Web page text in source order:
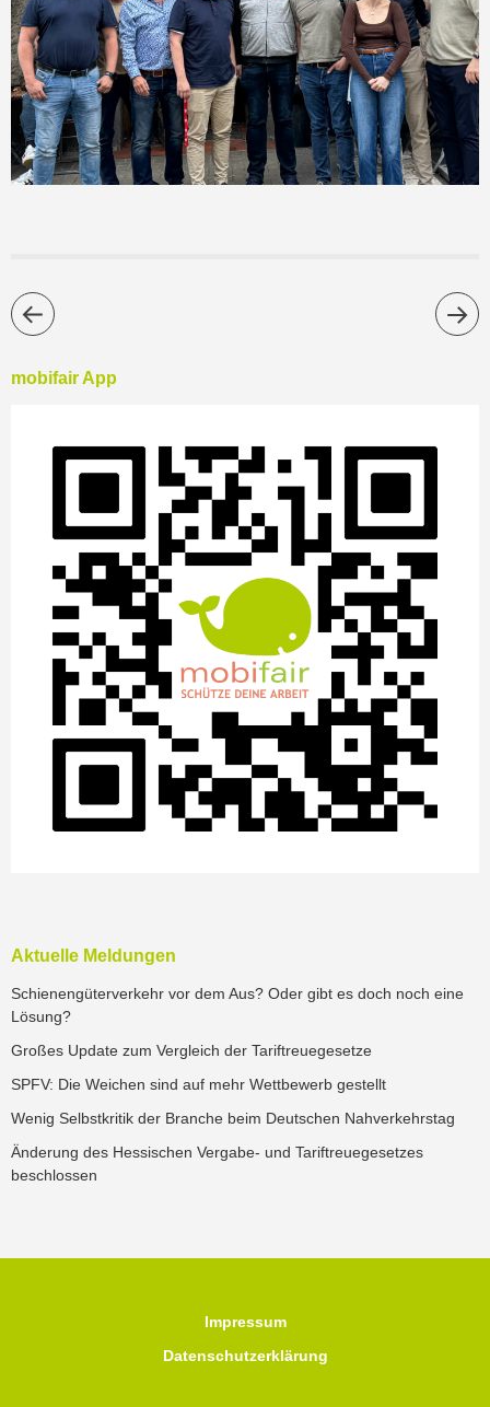
mobifair App
Aktuelle Meldungen
Schienengüterverkehr vor dem Aus? Oder gibt es doch noch eine
Lösung?
Großes Update zum Vergleich der Tariftreuegesetze
SPFV: Die Weichen sind auf mehr Wettbewerb gestellt
Wenig Selbstkritik der Branche beim Deutschen Nahverkehrstag
Änderung des Hessischen Vergabe- und Tariftreuegesetzes
beschlossen
Impressum
Datenschutzerklärung